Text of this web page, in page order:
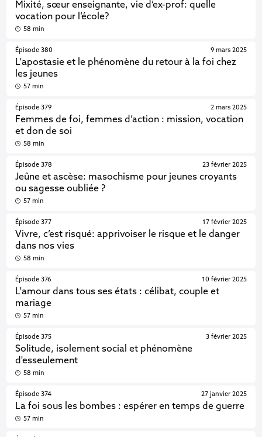
Mixité, sœur enseignante, vie d’ex-prof: quelle
vocation pour l’école?
58 min
Épisode 380
L'apostasie et le phénomène du retour à la foi chez
les jeunes
9 mars 2025
57 min
Épisode 379
Femmes de foi, femmes d’action : mission, vocation
et don de soi
2 mars 2025
58 min
Épisode 378
Jeûne et ascèse: masochisme pour jeunes croyants
ou sagesse oubliée ?
23 février 2025
57 min
Épisode 377
Vivre, c’est risqué: apprivoiser le risque et le danger
dans nos vies
17 février 2025
58 min
Épisode 376
L'amour dans tous ses états : célibat, couple et
mariage
10 février 2025
57 min
Épisode 375
Solitude, isolement social et phénomène
d'esseulement
3 février 2025
58 min
Épisode 374
La foi sous les bombes : espérer en temps de guerre
27 janvier 2025
57 min